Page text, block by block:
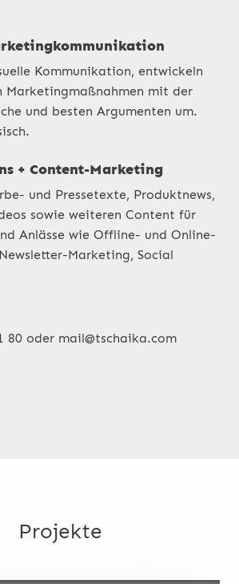
Kommunikation, entwickeln
Marketingmaßnahmen mit der
und besten Argumenten um.
+ Content-Marketing
und Pressetexte, Produktnews,
sowie weiteren Content für
Anlässe wie Offline- und Online-
Marketing, Social
80 oder mail@tschaika.com
Projekte